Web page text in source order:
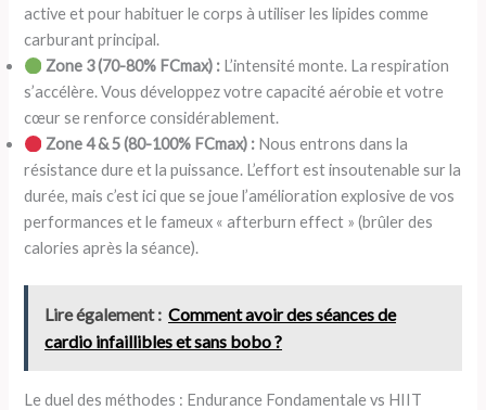
active et pour habituer le corps à utiliser les lipides comme
carburant principal.
Zone 3 (70-80% FCmax) : L’intensité monte. La respiration
s’accélère. Vous développez votre capacité aérobie et votre
cœur se renforce considérablement.
Zone 4 & 5 (80-100% FCmax) : Nous entrons dans la
résistance dure et la puissance. L’effort est insoutenable sur la
durée, mais c’est ici que se joue l’amélioration explosive de vos
performances et le fameux « afterburn effect » (brûler des
calories après la séance).
Lire également : Comment avoir des séances de
cardio infaillibles et sans bobo ?
Le duel des méthodes : Endurance Fondamentale vs HIIT